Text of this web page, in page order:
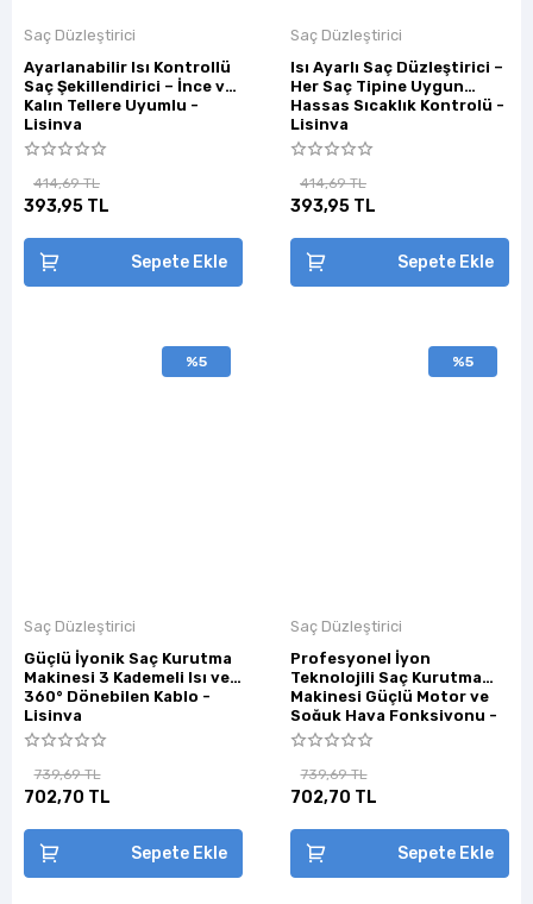
Saç Düzleştirici
Ayarlanabilir Isı Kontrollü
Saç Şekillendirici – İnce ve
Kalın Tellere Uyumlu -
Lisinya
414,69 TL
393,95 TL
Sepete Ekle
Saç Düzleştirici
Isı Ayarlı Saç Düzleştirici –
Her Saç Tipine Uygun
Hassas Sıcaklık Kontrolü -
Lisinya
414,69 TL
393,95 TL
Sepete Ekle
%5
Saç Düzleştirici
Güçlü İyonik Saç Kurutma
Makinesi 3 Kademeli Isı ve
360° Dönebilen Kablo -
Lisinya
739,69 TL
702,70 TL
Sepete Ekle
%5
Saç Düzleştirici
Profesyonel İyon
Teknolojili Saç Kurutma
Makinesi Güçlü Motor ve
Soğuk Hava Fonksiyonu -
Lisinya
739,69 TL
702,70 TL
Sepete Ekle